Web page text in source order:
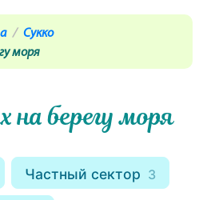
Сукко
моря
на берегу моря
Частный сектор 3